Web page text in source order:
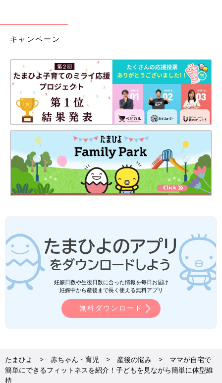
キャンペーン
妊娠日数や生後日数に合った情報を毎日お届け
妊娠中から産後まで長く使える無料アプリ
無料ダウンロード
たまひよ 赤ちゃん・育児 産後の悩み
ママが自宅で
簡単にできるフィットネスを紹介！子どもを見ながら簡単に体型維
持